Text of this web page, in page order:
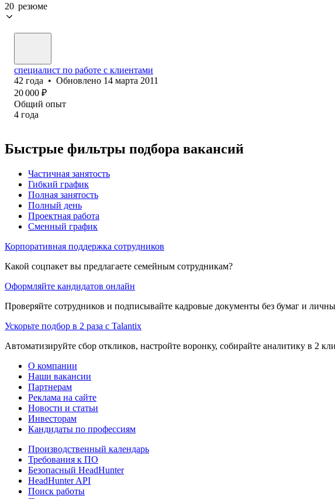
20 резюме
специалист по работе с клиентами
42 года • Обновлено 14 марта 2011
20 000 ₽
Общий опыт
4 года
Быстрые фильтры подбора вакансий
Частичная занятость
Гибкий график
Полная занятость
Полный день
Проектная работа
Сменный график
Корпоративная поддержка сотрудников
Какой соцпакет вы предлагаете семейным сотрудникам?
Оформляйте кандидатов онлайн
Проверяйте сотрудников и подписывайте кадровые документы без бумаг и
Ускорьте подбор в 2 раза с Talantix
Автоматизируйте сбор откликов, настройте воронку, собирайте аналитику в 2
О компании
Наши вакансии
Партнерам
Реклама на сайте
Новости и статьи
Инвесторам
Кандидаты по профессиям
Производственный календарь
Требования к ПО
Безопасный HeadHunter
HeadHunter API
Поиск работы